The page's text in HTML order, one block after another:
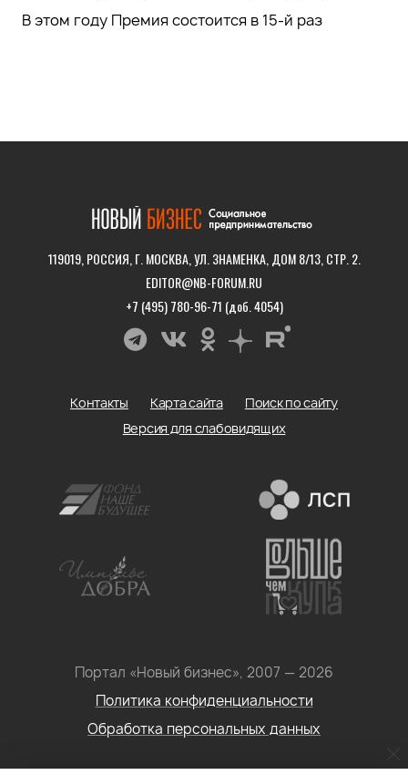
В этом году Премия состоится в 15-й раз
119019, РОССИЯ, Г. МОСКВА, УЛ. ЗНАМЕНКА, ДОМ 8/13, СТР. 2.
EDITOR@NB-FORUM.RU
+7 (495) 780-96-71 (доб. 4054)
Портал «Новый бизнес», 2007 — 2026
Политика конфиденциальности
Обработка персональных данных
Контакты Карта сайта
Поиск по сайту
Версия для слабовидящих